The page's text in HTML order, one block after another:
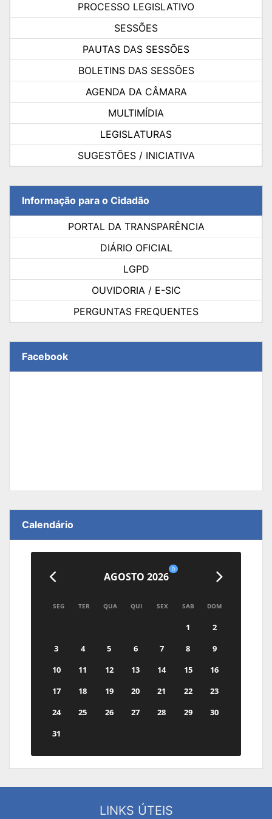
PROCESSO LEGISLATIVO
SESSÕES
PAUTAS DAS SESSÕES
BOLETINS DAS SESSÕES
AGENDA DA CÂMARA
MULTIMÍDIA
LEGISLATURAS
SUGESTÕES / INICIATIVA
Informação para o Cidadão
PORTAL DA TRANSPARÊNCIA
DIÁRIO OFICIAL
LGPD
OUVIDORIA / E-SIC
PERGUNTAS FREQUENTES
Facebook
Calendário
AGOSTO 2026
0
SEG TER QUA QUI SEX SAB DOM
1
2
3
4 5 6 7 8
9
10
11 12 13 14 15
16
17
18 19 20 21 22
23
24
25 26 27 28 29
30
31
LINKS ÚTEIS